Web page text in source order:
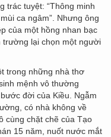
trác tuyệt: “Thông minh
ca ngâm”. Nhưng ông
của một hồng nhan bạc
trường lại chọn một người
trong những nhà thơ
mệnh vô thường
đời của Kiều. Ngẫm
có nhà không về
cùng chặt chẽ của Tạo
15 năm, nuốt nước mắt